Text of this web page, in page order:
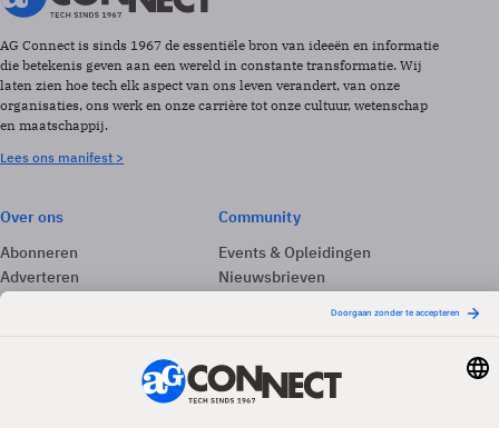
AG Connect is sinds 1967 de essentiële bron van ideeën en informatie
die betekenis geven aan een wereld in constante transformatie. Wij
laten zien hoe tech elk aspect van ons leven verandert, van onze
organisaties, ons werk en onze carrière tot onze cultuur, wetenschap
en maatschappij.
Lees ons manifest >
Over ons
Abonneren
Adverteren
Contact
Community
Events & Opleidingen
Nieuwsbrieven